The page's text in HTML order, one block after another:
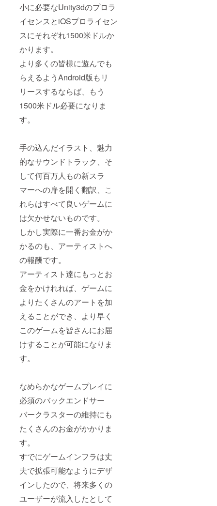
小に必要なUnity3dのプロラ
イセンスとiOSプロライセン
スにそれぞれ1500米ドルか
かります。
より多くの皆様に遊んでも
らえるようAndroid版もリ
リースするならば、もう
1500米ドル必要になりま
す。
手の込んだイラスト、魅力
的なサウンドトラック、そ
して何百万人もの新スラ
マーへの扉を開く翻訳、こ
れらはすべて良いゲームに
は欠かせないものです。
しかし実際に一番お金がか
かるのも、アーティストへ
の報酬です。
アーティスト達にもっとお
金をかけれれば、ゲームに
よりたくさんのアートを加
えることができ、より早く
このゲームを皆さんにお届
けすることが可能になりま
す。
なめらかなゲームプレイに
必須のバックエンドサー
バークラスターの維持にも
たくさんのお金がかかりま
す。
すでにゲームインフラは丈
夫で拡張可能なようにデザ
インしたので、将来多くの
ユーザーが流入したとして